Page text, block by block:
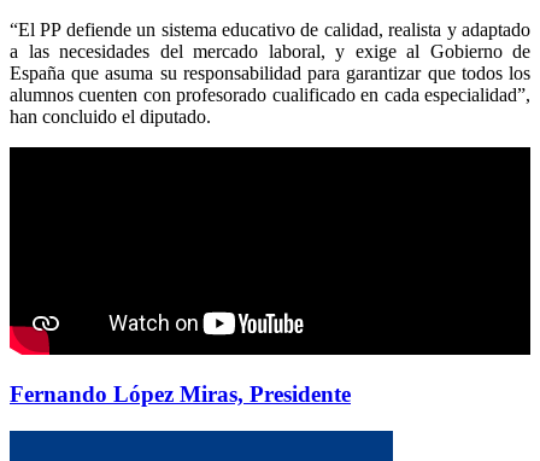
“El PP defiende un sistema educativo de calidad, realista y adaptado
a las necesidades del mercado laboral, y exige al Gobierno de
España que asuma su responsabilidad para garantizar que todos los
alumnos cuenten con profesorado cualificado en cada especialidad”,
han concluido el diputado.
Fernando López Miras, Presidente